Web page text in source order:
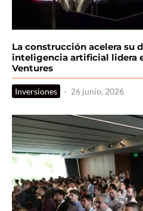
La construcción acelera su
inteligencia artificial lidera
Ventures
Inversiones · 26 junio, 2026